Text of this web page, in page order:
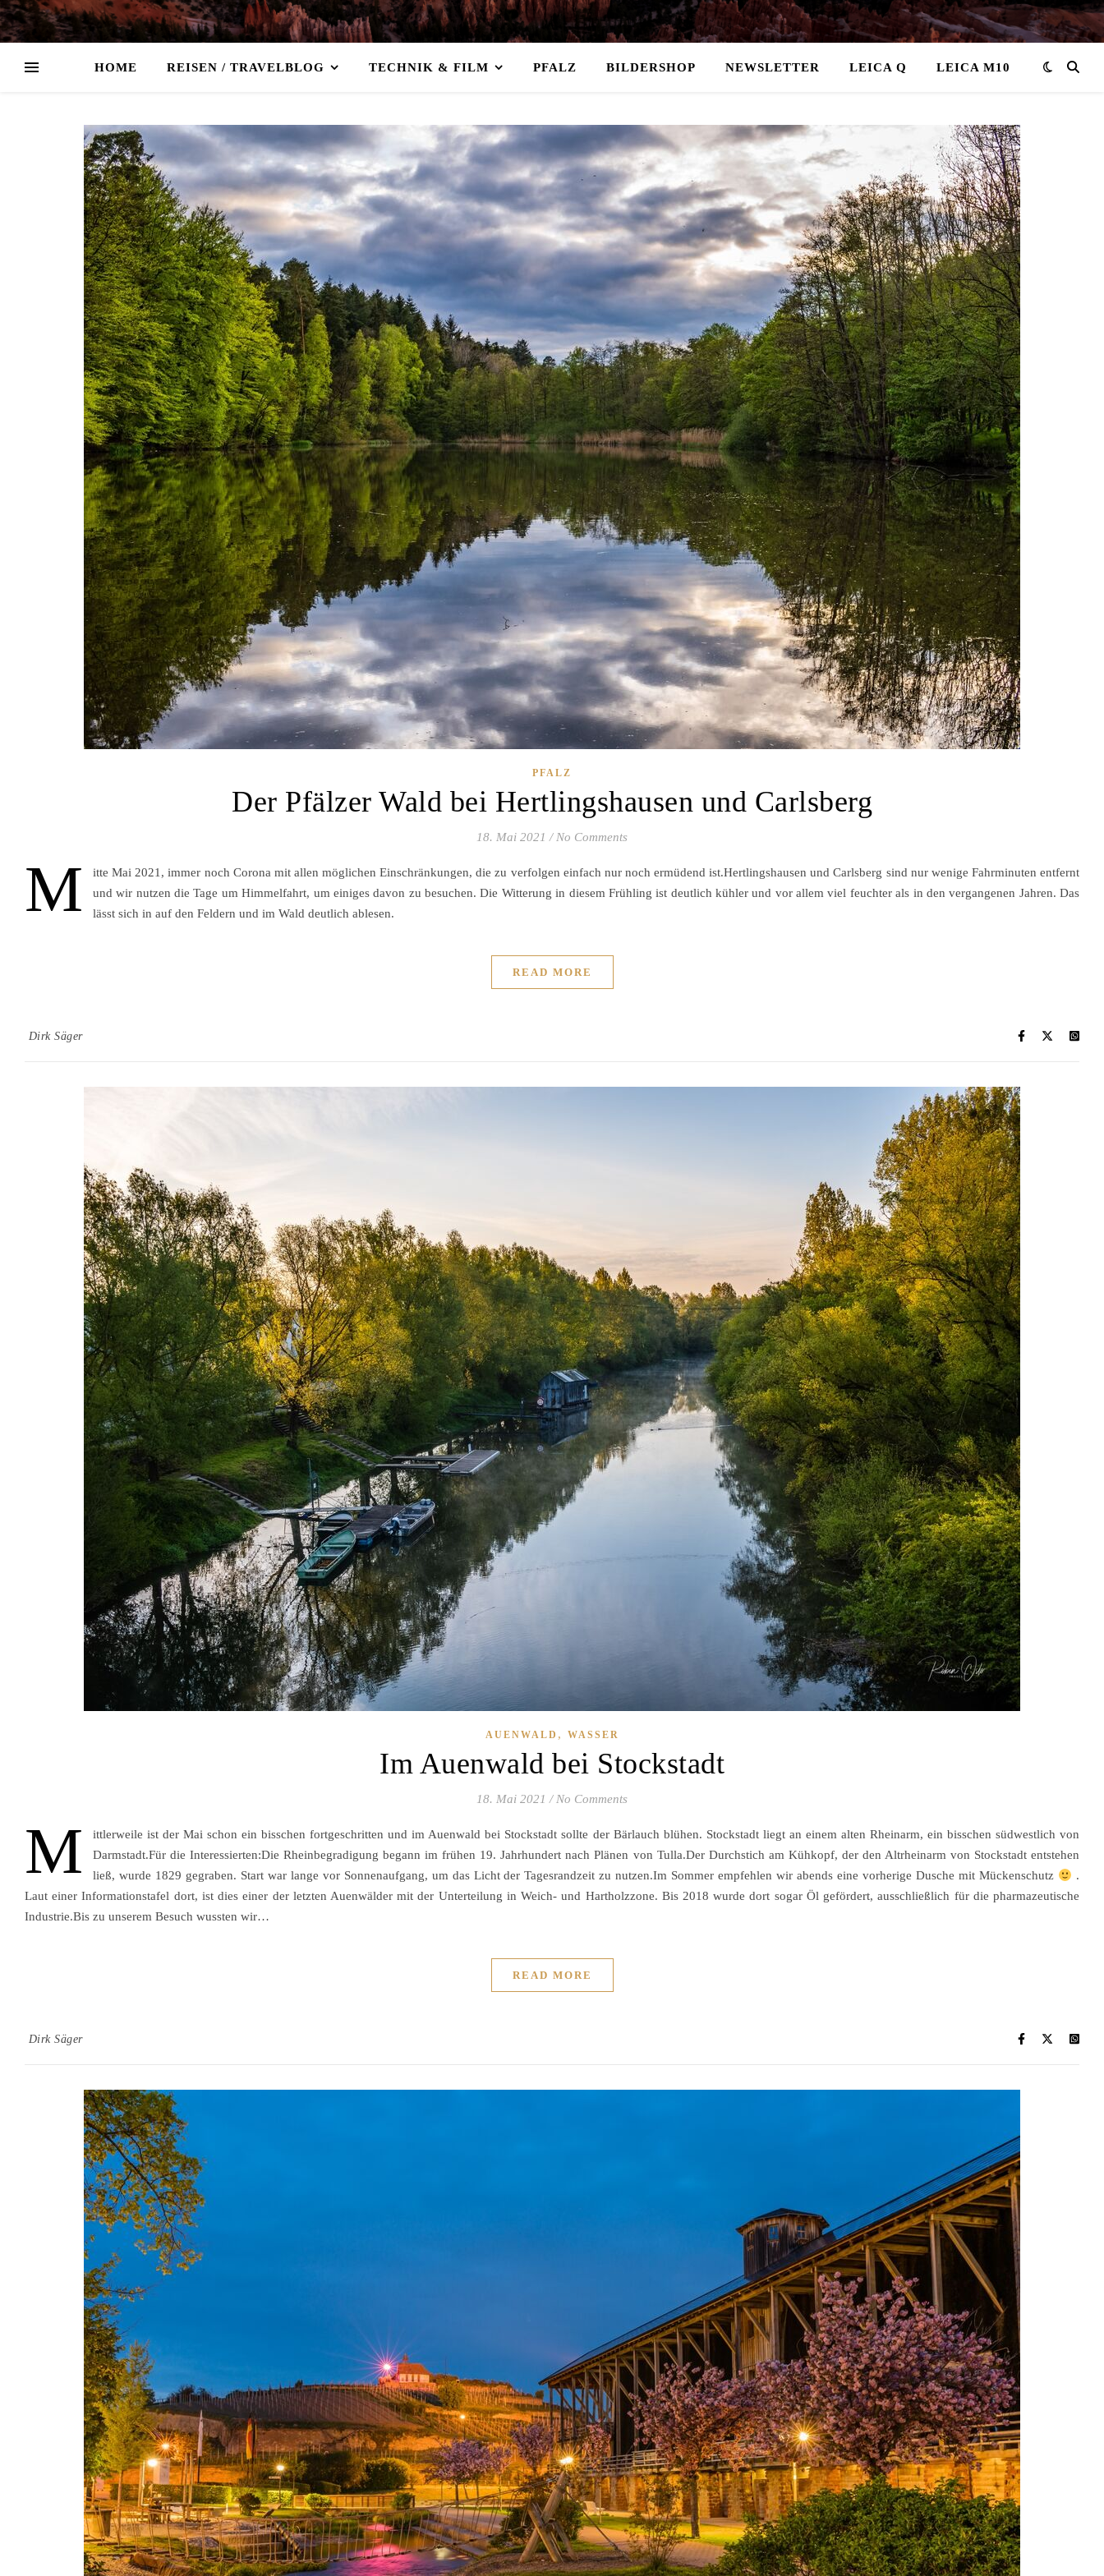
HOME REISEN / TRAVELBLOG TECHNIK & FILM PFALZ BILDERSHOP NEWSLETTER LEICA Q LEICA M10
PFALZ
Der Pfälzer Wald bei Hertlingshausen und Carlsberg
18. Mai 2021 / No Comments
M
itte Mai 2021, immer noch Corona mit allen möglichen Einschränkungen, die zu verfolgen einfach nur noch ermüdend ist.Hertlingshausen und Carlsberg sind nur wenige Fahrminuten entfernt
und wir nutzen die Tage um Himmelfahrt, um einiges davon zu besuchen. Die Witterung in diesem Frühling ist deutlich kühler und vor allem viel feuchter als in den vergangenen Jahren. Das
lässt sich in auf den Feldern und im Wald deutlich ablesen.
READ MORE
Dirk Säger
AUENWALD , WASSER
Im Auenwald bei Stockstadt
18. Mai 2021 / No Comments
M
ittlerweile ist der Mai schon ein bisschen fortgeschritten und im Auenwald bei Stockstadt sollte der Bärlauch blühen. Stockstadt liegt an einem alten Rheinarm, ein bisschen südwestlich von
Darmstadt.Für die Interessierten:Die Rheinbegradigung begann im frühen 19. Jahrhundert nach Plänen von Tulla.Der Durchstich am Kühkopf, der den Altrheinarm von Stockstadt entstehen
ließ, wurde 1829 gegraben. Start war lange vor Sonnenaufgang, um das Licht der Tagesrandzeit zu nutzen.Im Sommer empfehlen wir abends eine vorherige Dusche mit Mückenschutz
.
Laut einer Informationstafel dort, ist dies einer der letzten Auenwälder mit der Unterteilung in Weich- und Hartholzzone. Bis 2018 wurde dort sogar Öl gefördert, ausschließlich für die pharmazeutische
Industrie.Bis zu unserem Besuch wussten wir…
READ MORE
Dirk Säger